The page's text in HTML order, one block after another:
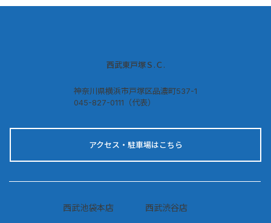
神奈川県横浜市戸塚区品濃町537-1
045-827-0111（代表）
西武東戸塚Ｓ.Ｃ.
西武池袋本店 西武渋谷店
アクセス・駐車場はこちら